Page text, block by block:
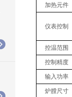
加热元件
仪表控制
控温范围
控制精度
输入功率
炉膛尺寸